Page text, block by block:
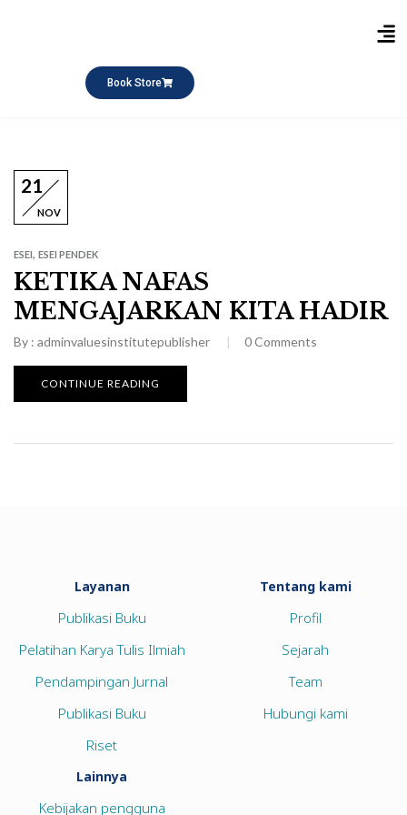
Book Store
21
NOV
ESEI, ESEI PENDEK
KETIKA NAFAS
MENGAJARKAN KITA HADIR
By : adminvaluesinstitutepublisher 0Comments
CONTINUE READING
Layanan
Publikasi Buku
Pelatihan Karya Tulis Ilmiah
Pendampingan Jurnal
Publikasi Buku
Riset
Tentang kami
Profil
Sejarah
Team
Hubungi kami
Lainnya
Kebijakan pengguna